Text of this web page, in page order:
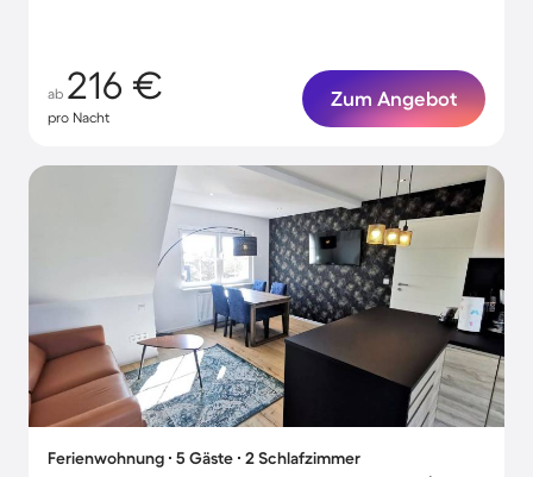
ab 216 €
pro Nacht
Zum Angebot
Ferienwohnung ∙ 5 Gäste ∙ 2 Schlafzimmer